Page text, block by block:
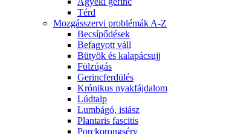
Térd
Mozgásszervi problémák A-Z
Becsípődések
Befagyott váll
Bütyök és kalapácsujj
Fülzúgás
Gerincferdülés
Krónikus nyakfájdalom
Lúdtalp
Lumbágó, isiász
Plantaris fascitis
Porckorongsérv